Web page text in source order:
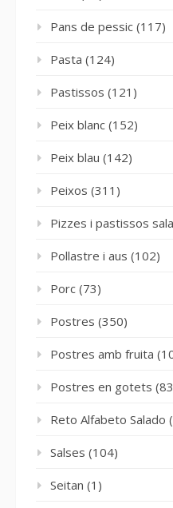
Pans de pessic (117)
Pasta (124)
Pastissos (121)
Peix blanc (152)
Peix blau (142)
Peixos (311)
Pizzes i pastissos
Pollastre i aus (102)
Porc (73)
Postres (350)
Postres amb fruita
Postres en gotets
Reto Alfabeto Salado
Salses (104)
Seitan (1)